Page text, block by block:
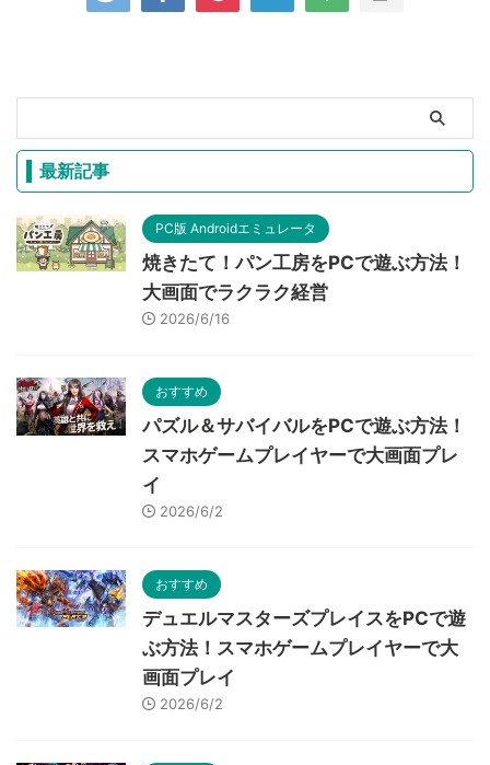
最新記事
PC版 Androidエミュレータ
焼きたて！パン工房をPCで遊ぶ方法！
大画面でラクラク経営
2026/6/16
おすすめ
パズル＆サバイバルをPCで遊ぶ方法！
スマホゲームプレイヤーで大画面プレ
イ
2026/6/2
おすすめ
デュエルマスターズプレイスをPCで遊
ぶ方法！スマホゲームプレイヤーで大
画面プレイ
2026/6/2